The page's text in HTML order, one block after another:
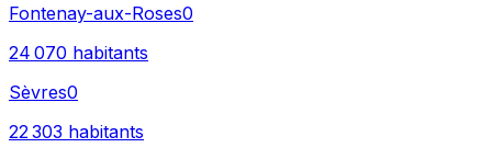
Fontenay-aux-Roses0
24 070 habitants
Sèvres0
22 303 habitants